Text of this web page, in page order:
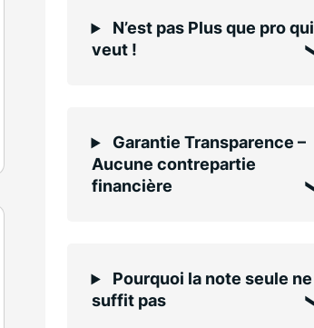
N’est pas Plus que pro qui
veut !
Garantie Transparence –
Aucune contrepartie
financière
Pourquoi la note seule ne
suffit pas